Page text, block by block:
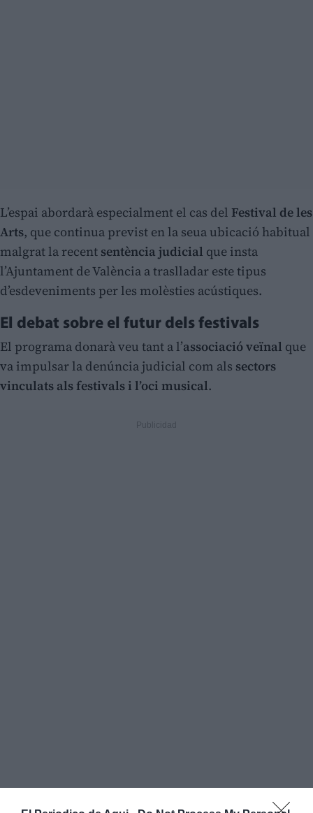
L’espai abordarà especialment el cas del Festival de les
Arts, que continua previst en la seua ubicació habitual
malgrat la recent sentència judicial que insta
l’Ajuntament de València a traslladar este tipus
d’esdeveniments per les molèsties acústiques.
El debat sobre el futur dels festivals
El programa donarà veu tant a l’associació veïnal que
va impulsar la denúncia judicial com als sectors
vinculats als festivals i l’oci musical.